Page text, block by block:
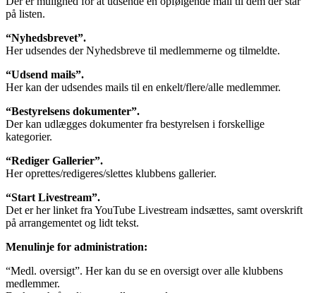
på listen.
“Nyhedsbrevet”.
Her udsendes der Nyhedsbreve til medlemmerne og tilmeldte.
“Udsend mails”.
Her kan der udsendes mails til en enkelt/flere/alle medlemmer.
“Bestyrelsens dokumenter”.
Der kan udlægges dokumenter fra bestyrelsen i forskellige
kategorier.
“Rediger Gallerier”.
Her oprettes/redigeres/slettes klubbens gallerier.
“Start Livestream”.
Det er her linket fra YouTube Livestream indsættes, samt overskrift
på arrangementet og lidt tekst.
Menulinje for administration:
“Medl. oversigt”. Her kan du se en oversigt over alle klubbens
medlemmer.